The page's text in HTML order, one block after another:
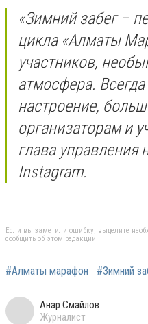
«Зимний забег –
цикла «Алматы
участников,
атмосфера.
настроение,
организаторам и
глава управления
Instagram.
Если вы заметили ошибку, выделите
сообщить об этом редакции
#Алматы марафон #Зимний
Анар Смайлов
Журналист